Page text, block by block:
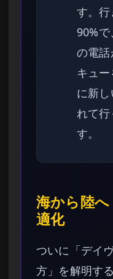
す。
90%
の電話
キュ
に新
れて
す。
海から陸
適化
ついに「デイ
方」を解明す